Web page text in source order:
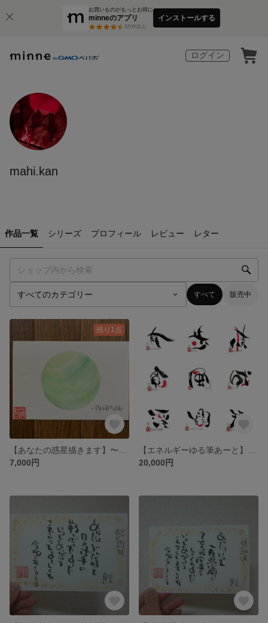
お買いものがもっとお得に
minneのアプリ
3万件以上
インストールする
ログイン
mahi.kan
作品一覧 シリーズ プロフィール レビュー レター
すべて 販売中
残り1点
7,000円
20,000円